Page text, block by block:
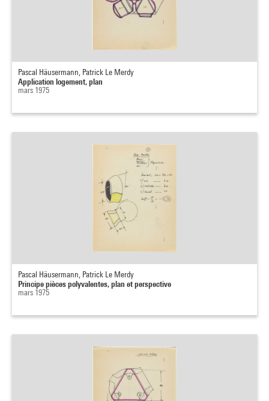
Pascal Häusermann, Patrick Le Merdy
Application logement, plan
mars 1975
Pascal Häusermann, Patrick Le Merdy
Principe pièces polyvalentes, plan et perspective
mars 1975